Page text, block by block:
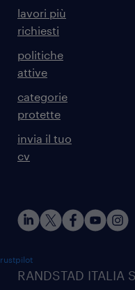
lavori più
richiesti
politiche
attive
categorie
protette
invia il tuo
cv
RANDSTAD